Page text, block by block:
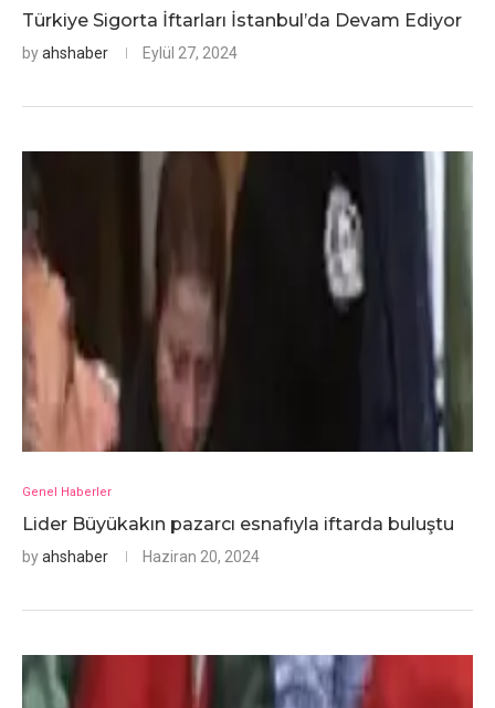
Türkiye Sigorta İftarları İstanbul’da Devam Ediyor
byahshaber Eylül 27, 2024
Genel Haberler
Lider Büyükakın pazarcı esnafıyla iftarda buluştu
byahshaber Haziran 20, 2024